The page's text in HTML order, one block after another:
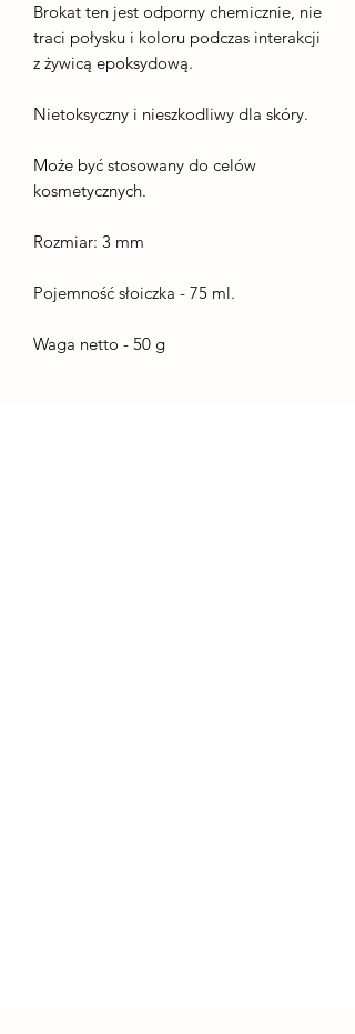
Brokat ten jest odporny chemicznie, nie
traci połysku i koloru podczas interakcji
z żywicą epoksydową.
Nietoksyczny i nieszkodliwy dla skóry.
Może być stosowany do celów
kosmetycznych.
Rozmiar: 3 mm
Pojemność słoiczka - 75 ml.
Waga netto - 50 g